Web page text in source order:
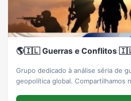
🌎🇮🇱 Guerras e Conflitos
Grupo dedicado à análise séria de
geopolítica global. Compartilhamos